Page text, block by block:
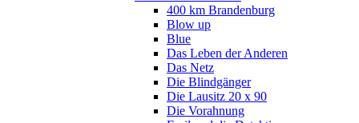
400 km Brandenburg
Blow up
Blue
Das Leben der Anderen
Das Netz
Die Blindgänger
Die Lausitz 20 x 90
Die Vorahnung